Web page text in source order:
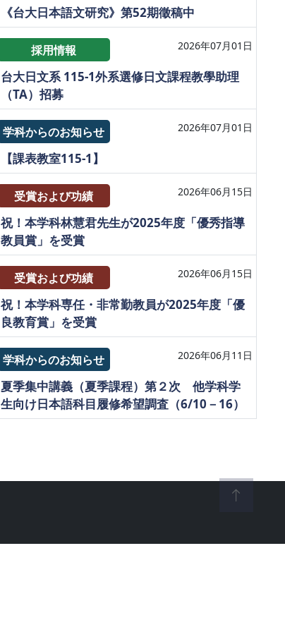
《台大日本語文研究》第52期徵稿中
採用情報 2026年07月01日
台大日文系 115-1外系選修日文課程教學助理
（TA）招募
学科からのお知らせ 2026年07月01日
【課表教室115-1】
受賞および功績 2026年06月15日
祝！本学科林慧君先生が2025年度「優秀指導
教員賞」を受賞
受賞および功績 2026年06月15日
祝！本学科専任・非常勤教員が2025年度「優
良教育賞」を受賞
学科からのお知らせ 2026年06月11日
夏季集中講義（夏季課程）第２次 他学科学
生向け日本語科目履修希望調査（6/10－16）